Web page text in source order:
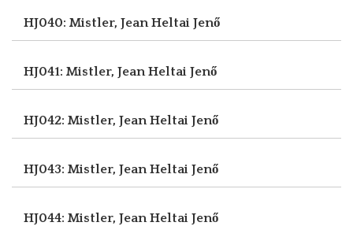
HJ040: Mistler, JeanHeltai Jenő
HJ041: Mistler, JeanHeltai Jenő
HJ042: Mistler, JeanHeltai Jenő
HJ043: Mistler, JeanHeltai Jenő
HJ044: Mistler, JeanHeltai Jenő